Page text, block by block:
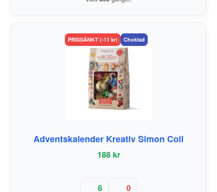
PRISSÄNKT (-11 kr) Choklad
Adventskalender Kreativ Simon Coll
188 kr
6 0